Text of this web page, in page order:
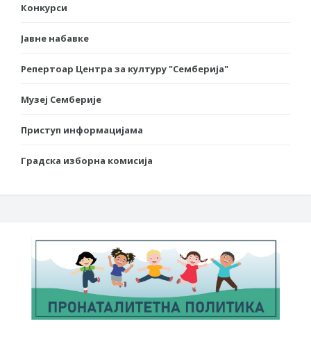
Конкурси
Јавне набавке
Репертоар Центра за културу "Семберија"
Музеј Семберије
Приступ информацијама
Градска изборна комисија